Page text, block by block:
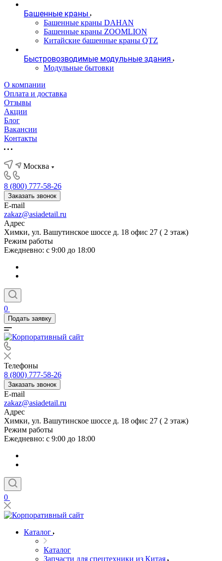
Башенные краны
Башенные краны DAHAN
Башенные краны ZOOMLION
Китайские башенные краны QTZ
Быстровозводимые модульные здания
Модульные бытовки
О компании
Оплата и доставка
Отзывы
Акции
Блог
Вакансии
Контакты
Москва
8 (800) 777-58-26
Заказать звонок
E-mail
zakaz@asiadetail.ru
Адрес
Химки, ул. Вашутинское шоссе д. 18 офис 27 ( 2 этаж)
Режим работы
Ежедневно: с 9:00 до 18:00
0
Подать заявку
Телефоны
8 (800) 777-58-26
Заказать звонок
E-mail
zakaz@asiadetail.ru
Адрес
Химки, ул. Вашутинское шоссе д. 18 офис 27 ( 2 этаж)
Режим работы
Ежедневно: с 9:00 до 18:00
0
Каталог
Каталог
Запчасти для спецтехники из Китая